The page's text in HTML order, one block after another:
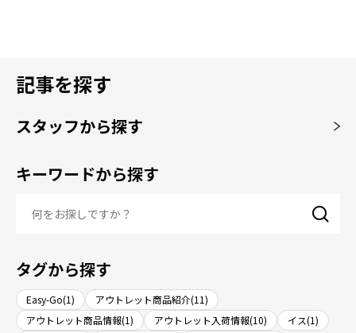
記事を探す
スタッフから探す
キーワードから探す
タグから探す
Easy-Go(1)
アウトレット商品紹介(11)
アウトレット商品情報(1)
アウトレット入荷情報(10)
イス(1)